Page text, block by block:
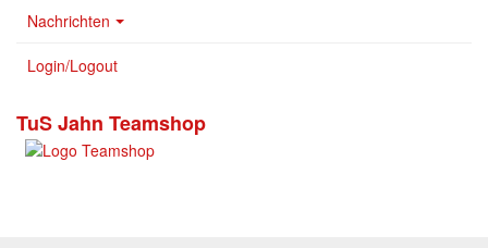
Nachrichten
Login/Logout
TuS Jahn Teamshop